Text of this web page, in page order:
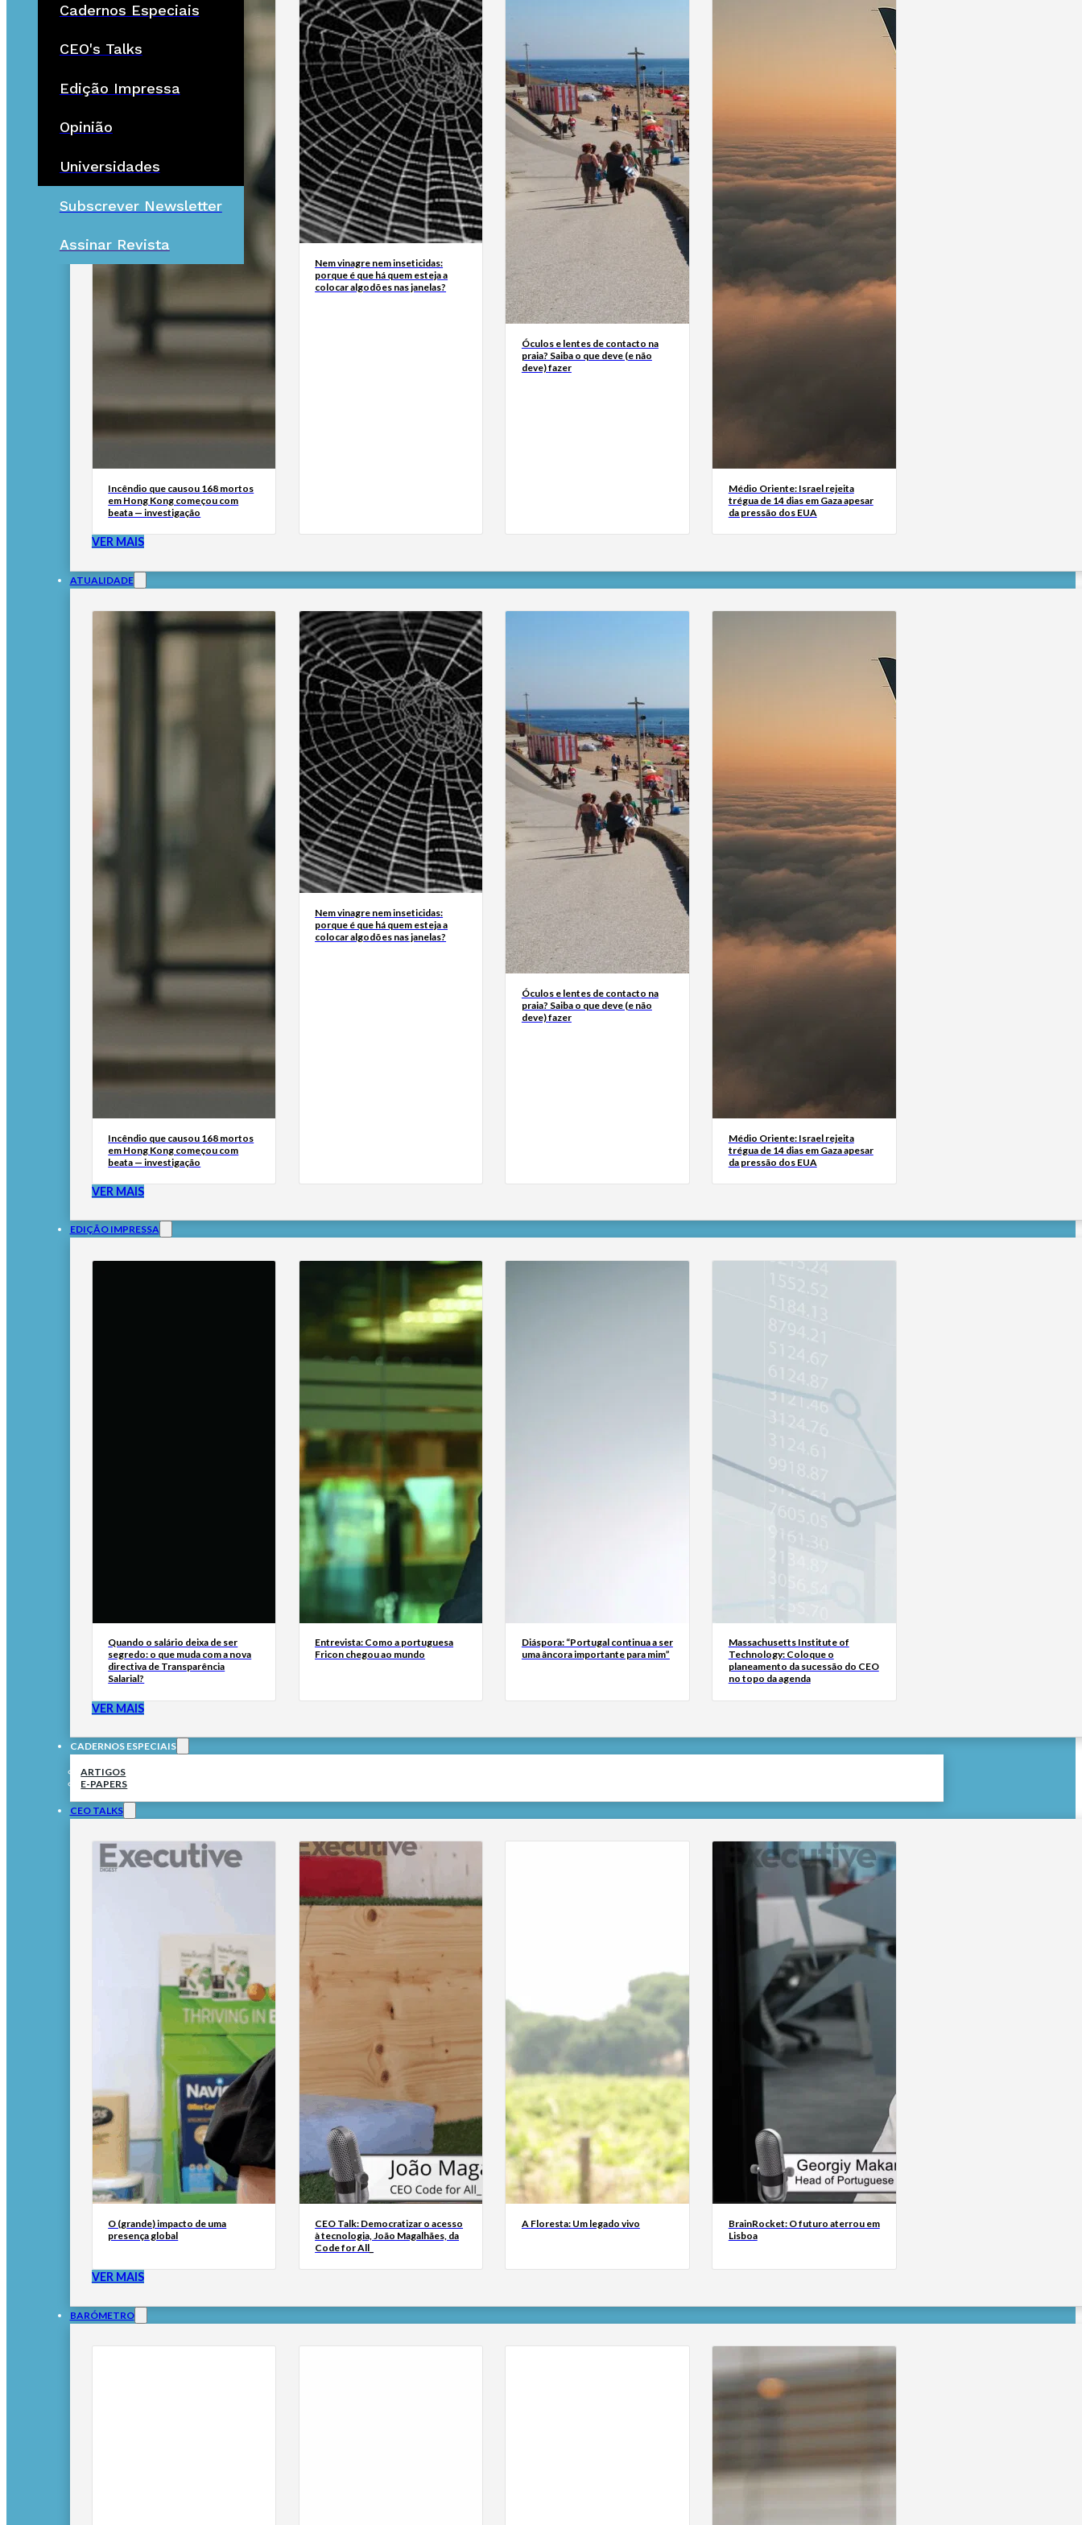
Cadernos Especiais
CEO's Talks
Edição Impressa
Opinião
Universidades
Subscrever Newsletter
Assinar Revista
Incêndio que causou 168 mortos
em Hong Kong começou com
beata — investigação
Nem vinagre nem inseticidas:
porque é que há quem esteja a
colocar algodões nas janelas?
Óculos e lentes de contacto na
praia? Saiba o que deve (e não
deve) fazer
Médio Oriente: Israel rejeita
trégua de 14 dias em Gaza apesar
da pressão dos EUA
VER MAIS
ATUALIDADE
Incêndio que causou 168 mortos
em Hong Kong começou com
beata — investigação
Nem vinagre nem inseticidas:
porque é que há quem esteja a
colocar algodões nas janelas?
Óculos e lentes de contacto na
praia? Saiba o que deve (e não
deve) fazer
Médio Oriente: Israel rejeita
trégua de 14 dias em Gaza apesar
da pressão dos EUA
VER MAIS
EDIÇÃO IMPRESSA
Quando o salário deixa de ser
segredo: o que muda com a nova
directiva de Transparência
Salarial?
Entrevista: Como a portuguesa
Fricon chegou ao mundo
Diáspora: “Portugal continua a ser
uma âncora importante para mim”
Massachusetts Institute of
Technology: Coloque o
planeamento da sucessão do CEO
no topo da agenda
VER MAIS
CADERNOS ESPECIAIS
ARTIGOS
E-PAPERS
CEO TALKS
O (grande) impacto de uma
presença global
CEO Talk: Democratizar o acesso
à tecnologia, João Magalhães, da
Code for All_
A Floresta: Um legado vivo
BrainRocket: O futuro aterrou em
Lisboa
VER MAIS
BARÓMETRO